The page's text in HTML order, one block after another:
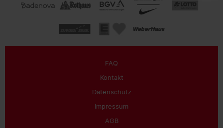
FAQ
Kontakt
Datenschutz
Impressum
AGB